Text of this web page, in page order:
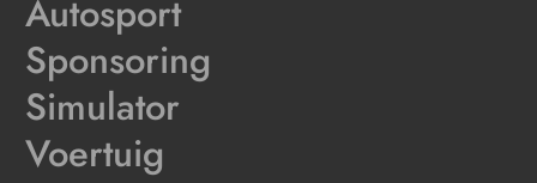
Autosport
Sponsoring
Simulator
Voertuig